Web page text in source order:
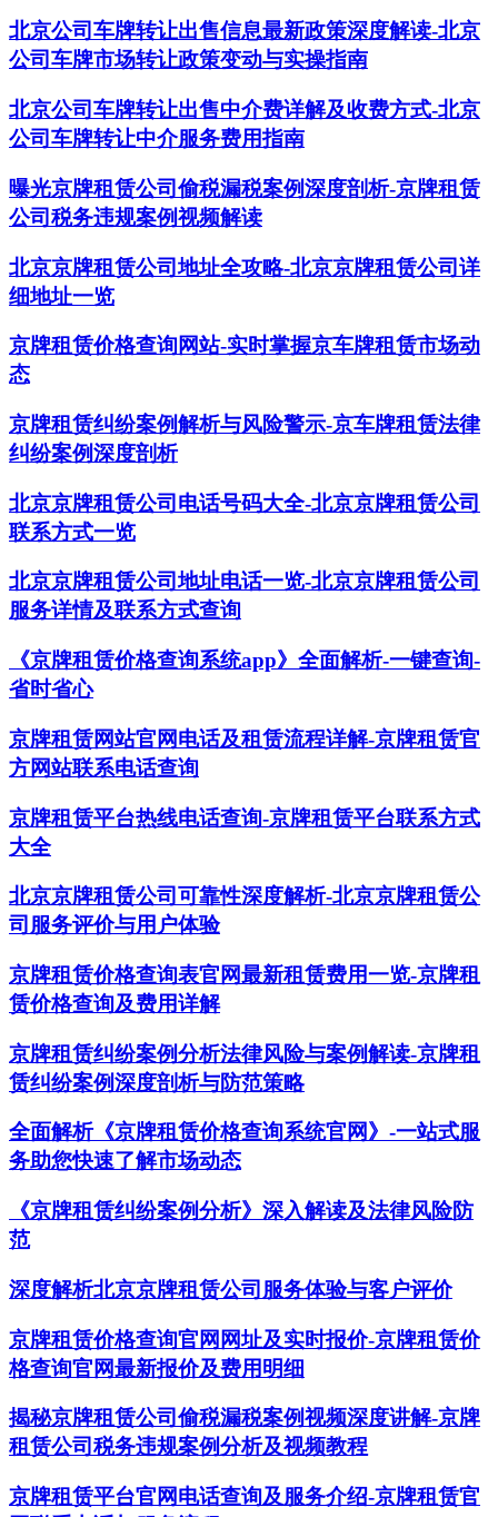
北京公司车牌转让出售信息最新政策深度解读-北京
公司车牌市场转让政策变动与实操指南
北京公司车牌转让出售中介费详解及收费方式-北京
公司车牌转让中介服务费用指南
曝光京牌租赁公司偷税漏税案例深度剖析-京牌租赁
公司税务违规案例视频解读
北京京牌租赁公司地址全攻略-北京京牌租赁公司详
细地址一览
京牌租赁价格查询网站-实时掌握京车牌租赁市场动
态
京牌租赁纠纷案例解析与风险警示-京车牌租赁法律
纠纷案例深度剖析
北京京牌租赁公司电话号码大全-北京京牌租赁公司
联系方式一览
北京京牌租赁公司地址电话一览-北京京牌租赁公司
服务详情及联系方式查询
《京牌租赁价格查询系统app》全面解析-一键查询-
省时省心
京牌租赁网站官网电话及租赁流程详解-京牌租赁官
方网站联系电话查询
京牌租赁平台热线电话查询-京牌租赁平台联系方式
大全
北京京牌租赁公司可靠性深度解析-北京京牌租赁公
司服务评价与用户体验
京牌租赁价格查询表官网最新租赁费用一览-京牌租
赁价格查询及费用详解
京牌租赁纠纷案例分析法律风险与案例解读-京牌租
赁纠纷案例深度剖析与防范策略
全面解析《京牌租赁价格查询系统官网》-一站式服
务助您快速了解市场动态
《京牌租赁纠纷案例分析》深入解读及法律风险防
范
深度解析北京京牌租赁公司服务体验与客户评价
京牌租赁价格查询官网网址及实时报价-京牌租赁价
格查询官网最新报价及费用明细
揭秘京牌租赁公司偷税漏税案例视频深度讲解-京牌
租赁公司税务违规案例分析及视频教程
京牌租赁平台官网电话查询及服务介绍-京牌租赁官